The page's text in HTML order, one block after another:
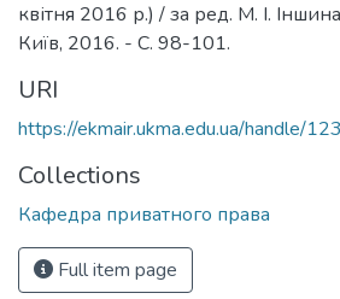
квітня 2016 р.) / за ред. М. І.
Київ, 2016. - С. 98-101.
URI
https://ekmair.ukma.edu.ua/handle/
Collections
Кафедра приватного права
Full item page